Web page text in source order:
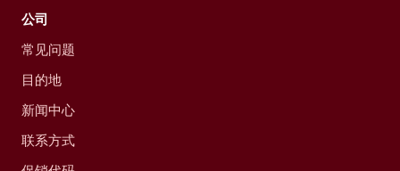
公司
常见问题
目的地
新闻中心
联系方式